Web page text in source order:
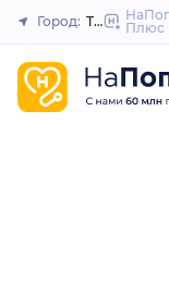
Город: ТамбовПлюс